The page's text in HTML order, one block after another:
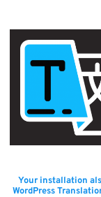
Your installation
WordPress